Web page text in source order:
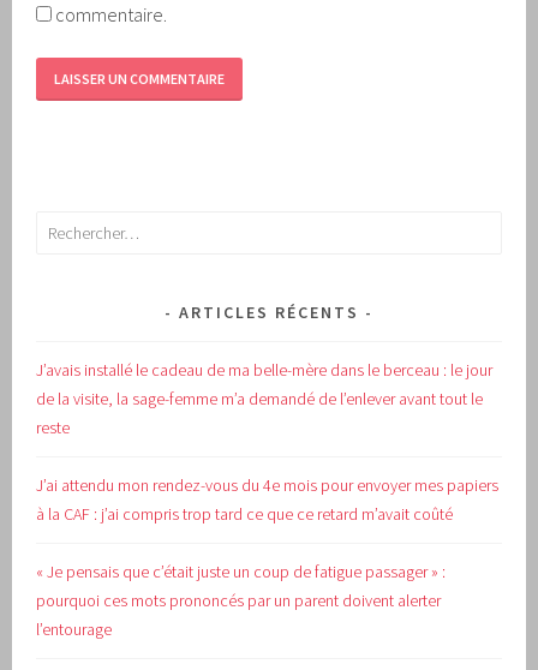
commentaire.
Rechercher :
ARTICLES RÉCENTS
J’avais installé le cadeau de ma belle-mère dans le berceau : le jour
de la visite, la sage-femme m’a demandé de l’enlever avant tout le
reste
J’ai attendu mon rendez-vous du 4e mois pour envoyer mes papiers
à la CAF : j’ai compris trop tard ce que ce retard m’avait coûté
« Je pensais que c’était juste un coup de fatigue passager » :
pourquoi ces mots prononcés par un parent doivent alerter
l’entourage